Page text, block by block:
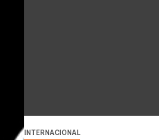
INTERNACIONAL